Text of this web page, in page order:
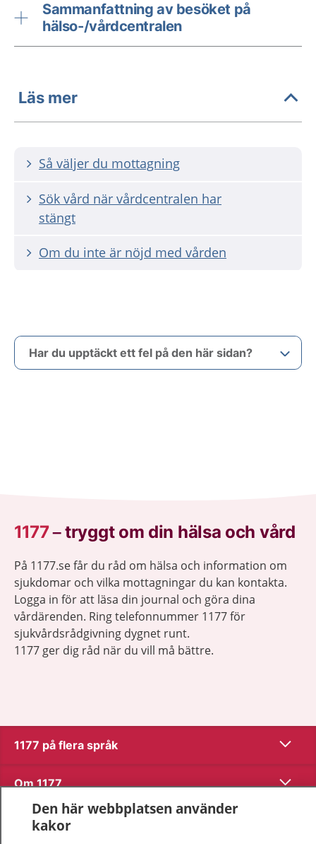
Sammanfattning av besöket på
hälso-/vårdcentralen
Läs mer
Så väljer du mottagning
Sök vård när vårdcentralen har
stängt
Om du inte är nöjd med vården
Har du upptäckt ett fel på den här sidan?
1177–tryggt om din hälsa och vård
På 1177.se får du råd om hälsa och information om
sjukdomar och vilka mottagningar du kan kontakta.
Logga in för att läsa din journal och göra dina
vårdärenden. Ring telefonnummer 1177 för
sjukvårdsrådgivning dygnet runt.
1177 ger dig råd när du vill må bättre.
1177 på flera språk Visa
Om 1177 Visa
Kontakt
Den här webbplatsen använder
kakor